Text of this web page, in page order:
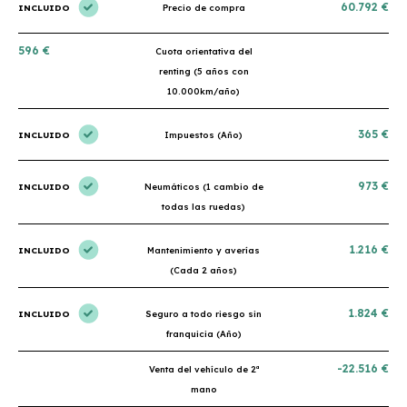
INCLUIDO Precio de compra 60.792 €
596 €
Cuota orientativa del
renting (5 años con
10.000km/año)
INCLUIDO Impuestos (Año) 365 €
INCLUIDO
Neumáticos (1 cambio de
todas las ruedas)
973 €
INCLUIDO
Mantenimiento y averías
(Cada 2 años)
1.216 €
INCLUIDO
Seguro a todo riesgo sin
franquicia (Año)
1.824 €
Venta del vehículo de 2ª
mano
-22.516 €